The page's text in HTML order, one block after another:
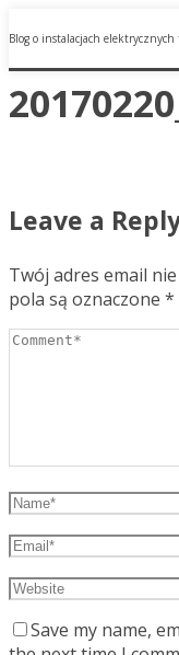
Blog o instalacjach
Leave a
Twój adres email
pola są oznaczone *
Save my name,